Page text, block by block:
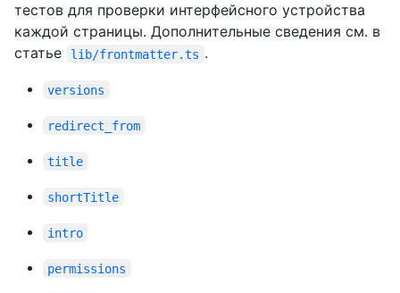
тестов для проверки интерфейсного устройства
каждой страницы. Дополнительные сведения см. в
статье
lib/frontmatter.ts .
versions
redirect_from
title
shortTitle
intro
permissions